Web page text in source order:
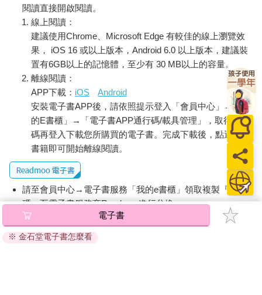
個人體質不同，有人怕濕氣、有人懼乾燥，透過手腕的穴道，可
以很快判斷出身體受到了何種外邪的影響。但只有「寒邪」，是
幾乎對所有人都造成了影響。
但是，即使告知病患「體內受到寒氣侵害」，卻經常聽到他們回
答「四肢發熱，不可能有寒氣」。寒氣入侵不同於「寒性體
質」，甚至「四肢發熱」就是寒氣入侵的證據。許多人經常上半
身穿得很暖，卻光著腳讓足部受寒，結果就是末端冰冷、四肢發
因為四肢發熱，就以為身體未受到寒氣影響，即使天氣再冷也光
著腳，導致寒氣入侵得更嚴重。許多對此沒有自覺的人，就因此
在體內累積過多的寒氣，對身體造成無法彌補的影響。
如果日常生活中，就經常選擇會導致寒氣入侵的服裝、飲食及生
活態度，身體的本能就會錯亂。也就是說，錯誤的生活方式會讓
身體習慣寒氣入侵的狀態，進而喪失了「排除寒氣」的本能。
惡性循環之下，人體為了保持恆溫，就會拼命排除過重的寒氣，
導致身體發熱。如果經常因為身體「發熱潮紅」而困擾，就代表
身體已經在警告「體內寒氣過重」。當症狀進入末期，甚至會在
血管中形成淤塊，造成嚴重的氣血淤滯，連發熱也無法驅除寒
氣，導致疼痛不適，發熱怕冷反覆發作。結果就是四肢末端極度
閱讀直接開啟閱讀。
線上閱讀：
建議使用Chrome、Microsoft Edge 有較佳的線上瀏覽效
果， iOS 16 或以上版本，Android 6.0 以上版本，建議裝
置有6GB以上的記憶體，至少有 30 MB以上的容量。
離線閱讀：
APP下載： iOS
Android
安裝電子書APP後，請依照提示登入「會員中心」→「我
的E書櫃」→「電子書APP通行碼/載具管理」，取得通行
碼再登入下載您所購買的電子書。完成下載後，點選任一
書籍即可開始離線閱讀。
請至會員中心→電子書服務「我的e書櫃」領取複製『兌換
碼』至電子書服務商Readmoo進行兌換。
退換貨須知：
因版權保護，您在金石堂所購買的電子書僅能以金石堂專屬
電子書
※ 金石堂電子書怎麼看